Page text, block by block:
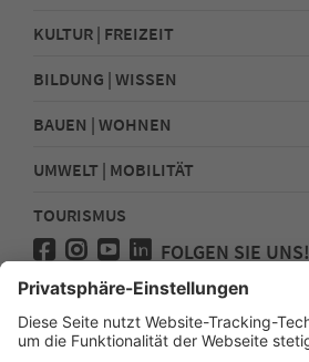
KULTUR | FREIZEIT
BILDUNG | WISSEN
BAUEN | WOHNEN
UMWELT | MOBILITÄT
TOURISMUS
FOLGEN SIE UNS!
Presse
Kontakt